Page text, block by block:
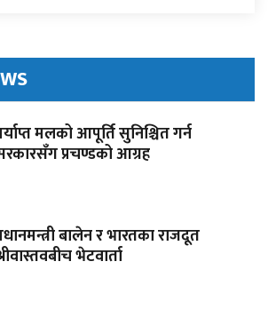
मलको आपूर्ति सुनिश्चित गर्न
प्रचण्डको आग्रह
बालेन र भारतका राजदूत
भेटवार्ता